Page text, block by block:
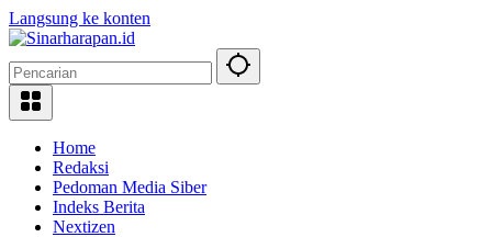
Langsung ke konten
Home
Redaksi
Pedoman Media Siber
Indeks Berita
Nextizen